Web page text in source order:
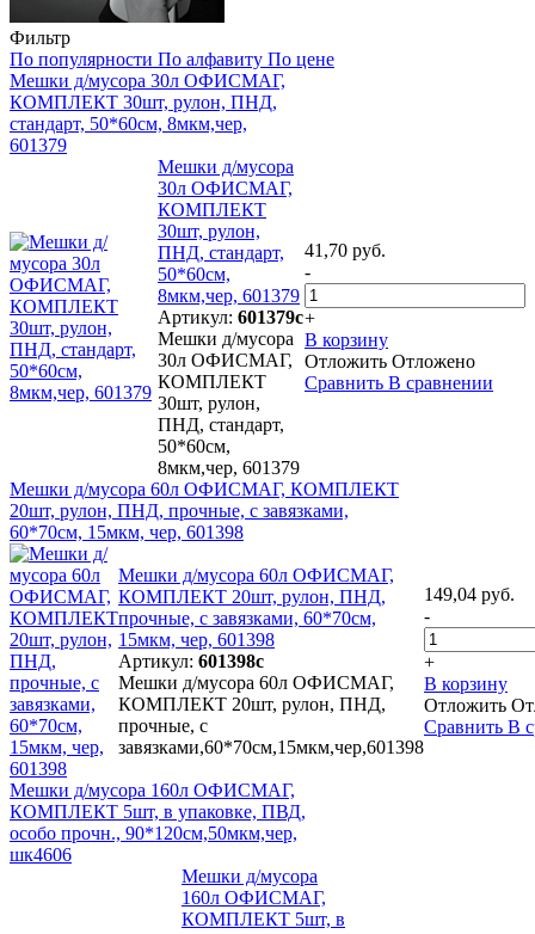
Фильтр
По популярности По алфавиту По цене
Мешки д/мусора 30л ОФИСМАГ,
КОМПЛЕКТ 30шт, рулон, ПНД,
стандарт, 50*60см, 8мкм,чер,
601379
Мешки д/мусора
30л ОФИСМАГ,
КОМПЛЕКТ
30шт, рулон,
ПНД, стандарт,
50*60см,
8мкм,чер, 601379
Артикул: 601379с
Мешки д/мусора
30л ОФИСМАГ,
КОМПЛЕКТ
30шт, рулон,
ПНД, стандарт,
50*60см,
8мкм,чер, 601379
41,70 руб.
-
+
В корзину
Отложить Отложено
Сравнить В сравнении
Мешки д/мусора 60л ОФИСМАГ, КОМПЛЕКТ
20шт, рулон, ПНД, прочные, с завязками,
60*70см, 15мкм, чер, 601398
Мешки д/мусора 60л ОФИСМАГ,
КОМПЛЕКТ 20шт, рулон, ПНД,
прочные, с завязками, 60*70см,
15мкм, чер, 601398
Артикул: 601398с
Мешки д/мусора 60л ОФИСМАГ,
КОМПЛЕКТ 20шт, рулон, ПНД,
прочные, с
завязками,60*70см,15мкм,чер,601398
149,04 руб.
-
+
В корзину
Отложить
Сравнить В
Мешки д/мусора 160л ОФИСМАГ,
КОМПЛЕКТ 5шт, в упаковке, ПВД,
особо прочн., 90*120см,50мкм,чер,
шк4606
Мешки д/мусора
160л ОФИСМАГ,
КОМПЛЕКТ 5шт, в